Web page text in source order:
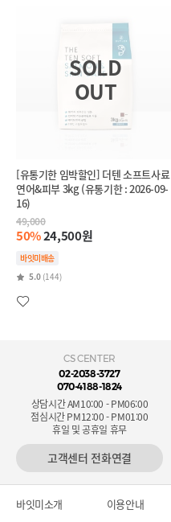
[유통기한 임박할인] 더텐 소프트사료
연어&피부 3kg (유통기한 : 2026-09-
16)
49,000
50%24,500원
바잇미배송
5.0 (144)
CS CENTER
02-2038-3727
070-4188-1824
상담시간 AM10:00 - PM06:00
점심시간 PM12:00 - PM01:00
휴일 및 공휴일 휴무
고객센터 전화연결
바잇미소개 이용안내